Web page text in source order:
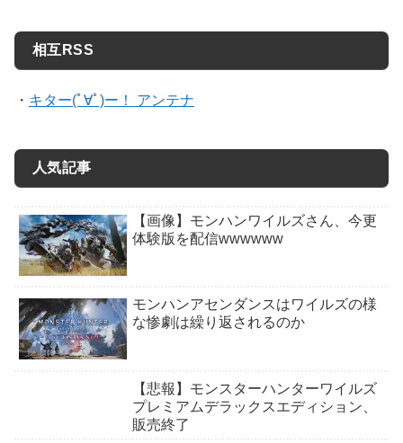
相互RSS
・ キター(ﾟ∀ﾟ)ー！ アンテナ
人気記事
【画像】モンハンワイルズさん、今更
体験版を配信wwwwww
モンハンアセンダンスはワイルズの様
な惨劇は繰り返されるのか
【悲報】モンスターハンターワイルズ
プレミアムデラックスエディション、
販売終了